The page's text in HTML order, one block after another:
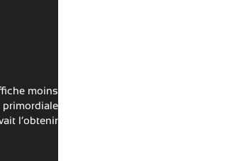
moins
l’obtenir